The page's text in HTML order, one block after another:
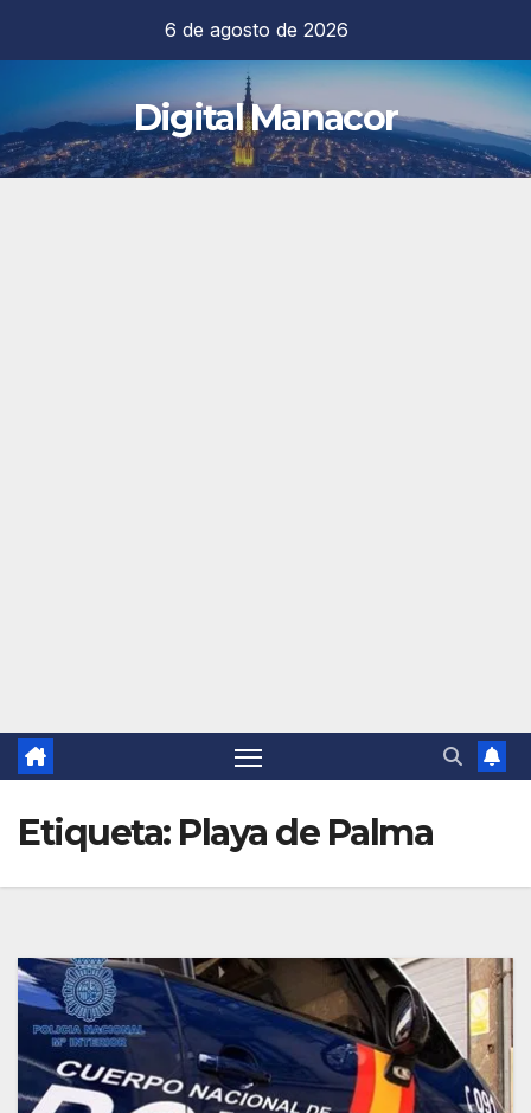
contenido
6 de agosto de 2026
Digital Manacor
Etiqueta: Playa de Palma